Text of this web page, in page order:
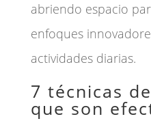
abriendo espacio
enfoques
actividades diarias.
7 técnicas
que son